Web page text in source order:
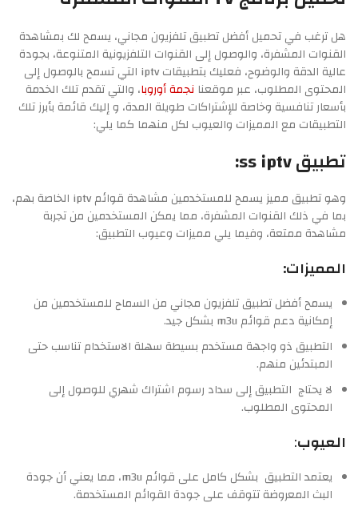
هل ترغب في تحميل أفضل تطبيق تلفزيون مجاني، يسمح لك بمشاهدة
القنوات المشفرة، والوصول إلى القنوات التلفزيونية المتنوعة، بجودة
عالية الدقة والوضوح، فعليك بتطبيقات iptv التي تسمح بالوصول إلى
المحتوى المطلوب، عبر موقعنا نجمة أوروبا، والتي تقدم تلك الخدمة
بأسعار تنافسية وخاصة للإشتراكات طويلة المدة، و إليك قائمة بأبرز تلك
التطبيقات مع المميزات والعيوب لكل منهما كما يلي:
تطبيق ss iptv:
وهو تطبيق مميز يسمح للمستخدمين مشاهدة قوائم iptv الخاصة بهم،
بما في ذلك القنوات المشفرة، مما يمكن المستخدمين من تجربة
مشاهدة ممتعة، وفيما يلي مميزات وعيوب التطبيق:
المميزات:
يسمح أفضل تطبيق تلفزيون مجاني من السماح للمستخدمين من
إمكانية دعم قوائم m3u بشكل جيد.
التطبيق ذو واجهة مستخدم بسيطة سهلة الاستخدام تناسب حتى
المبتدئين منهم.
لا يحتاج التطبيق إلى سداد رسوم اشتراك شهري للوصول إلى
المحتوى المطلوب.
العيوب:
يعتمد التطبيق بشكل كامل على قوائم m3u، مما يعني أن جودة
البث المعروضة تتوقف على جودة القوائم المستخدمة.